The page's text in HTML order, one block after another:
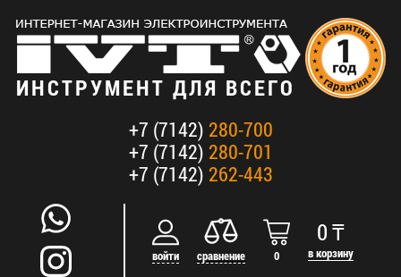
ИНСТРУМЕНТ ДЛЯ ВСЕГО
+7 (7142) 280-700
+7 (7142) 280-701
+7 (7142) 262-443
войти сравнение 0
0₸
в корзину